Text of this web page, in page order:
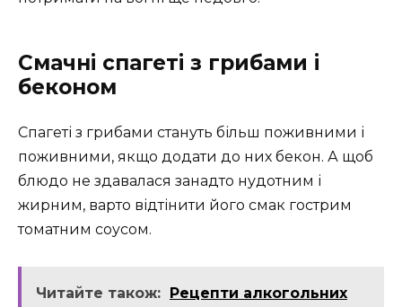
Смачні спагеті з грибами і
беконом
Спагеті з грибами стануть більш поживними і
поживними, якщо додати до них бекон. А щоб
блюдо не здавалася занадто нудотним і
жирним, варто відтінити його смак гострим
томатним соусом.
Читайте також: Рецепти алкогольних